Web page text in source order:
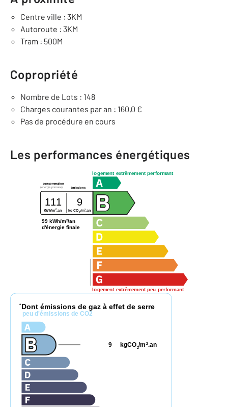
Centre ville : 3KM
Autoroute : 3KM
Tram : 500M
Copropriété
Nombre de Lots : 148
Charges courantes par an : 160,0 €
Pas de procédure en cours
Les performances énergétiques
logement extrêmement performant
logement extrêmement peu performant
consommation
émissions
(énergie primaire)
111 9
kWh/m 2.an kg CO2/m2.an
99 kWh/m²/an
d'énergie finale
* Dont émissions de gaz à effet de serre
peu d'émissions de CO2
kgCO2/m 2.an
9